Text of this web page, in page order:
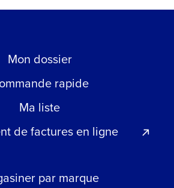
Mon dossier
rapide
Ma liste
de factures en ligne
par marque